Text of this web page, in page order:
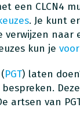
een CLCN4
. Je kunt
verwijzen
kun je
PGT) laten
artsen van